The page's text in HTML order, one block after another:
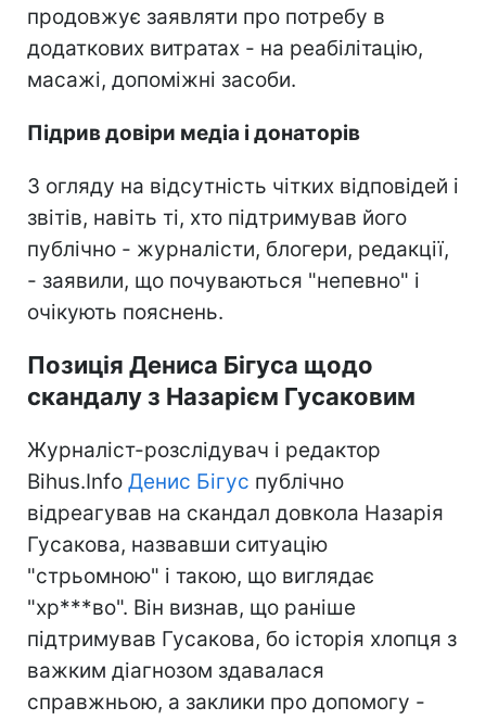
продовжує заявляти про потребу в
додаткових витратах - на реабілітацію,
масажі, допоміжні засоби.
Підрив довіри медіа і донаторів
З огляду на відсутність чітких відповідей і
звітів, навіть ті, хто підтримував його
публічно - журналісти, блогери, редакції,
- заявили, що почуваються "непевно" і
очікують пояснень.
Позиція Дениса Бігуса щодо
скандалу з Назарієм Гусаковим
Журналіст-розслідувач і редактор
Bihus.Info Денис Бігус публічно
відреагував на скандал довкола Назарія
Гусакова, назвавши ситуацію
"стрьомною" і такою, що виглядає
"хр***во". Він визнав, що раніше
підтримував Гусакова, бо історія хлопця з
важким діагнозом здавалася
справжньою, а заклики про допомогу -